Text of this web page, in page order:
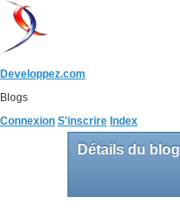
Developpez.com
Blogs
Connexion S'inscrire Index
Détails du blog